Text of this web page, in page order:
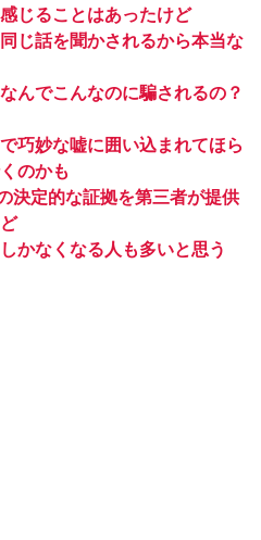
じることはあったけど
じ話を聞かされるから本当な
んでこんなのに騙されるの？
巧妙な嘘に囲い込まれてほら
のかも
決定的な証拠を第三者が提供
かなくなる人も多いと思う